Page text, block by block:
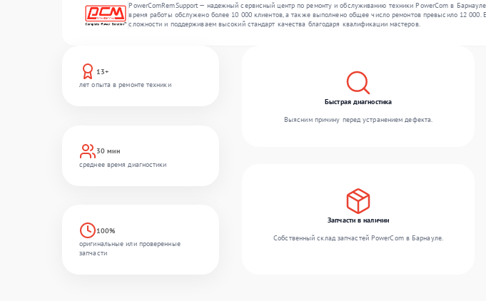
PowerComRemSupport — надежный сервисный центр по ремонту и обслуживанию техники PowerCom в
время работы обслужено более 10 000 клиентов, а также выполнено общее число ремонтов превысило 12
сложности и поддерживаем высокий стандарт качества благодаря квалификации мастеров.
13+
лет опыта в ремонте техники
30 мин
среднее время диагностики
100%
оригинальные или проверенные
запчасти
Быстрая диагностика
Выясним причину перед устранением дефекта.
Запчасти в наличии
Собственный склад запчастей PowerCom в Барнауле.